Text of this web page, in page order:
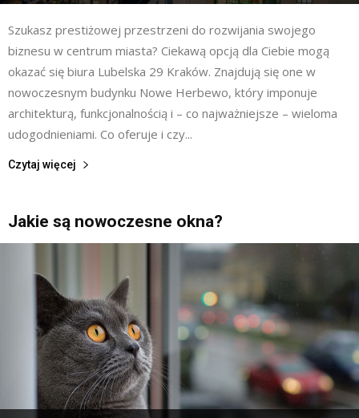
Szukasz prestiżowej przestrzeni do rozwijania swojego
biznesu w centrum miasta? Ciekawą opcją dla Ciebie mogą
okazać się biura Lubelska 29 Kraków. Znajdują się one w
nowoczesnym budynku Nowe Herbewo, który imponuje
architekturą, funkcjonalnością i – co najważniejsze – wieloma
udogodnieniami. Co oferuje i czy...
Czytaj więcej
Jakie są nowoczesne okna?